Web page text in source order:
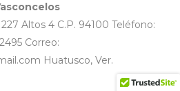
Altos 4 C.P. 94100 Teléfono:
Correo:
Huatusco, Ver.